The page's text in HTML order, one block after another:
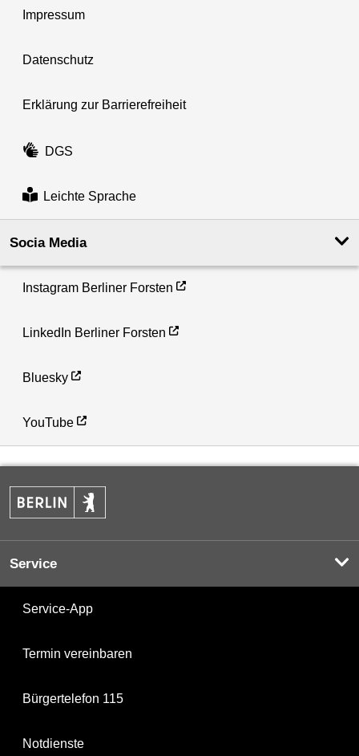
Impressum
Datenschutz
Erklärung zur Barrierefreiheit
DGS
Leichte Sprache
Socia Media
Instagram Berliner Forsten
LinkedIn Berliner Forsten
Bluesky
YouTube
Service
Service-App
Termin vereinbaren
Bürgertelefon 115
Notdienste